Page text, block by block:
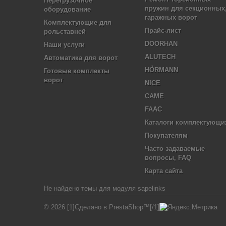
оборудование
Комплектующие для
рольставней
Наши услуги
Автоматика для ворот
Готовые комплекты
ворот
пружин для
гаражных ворот
Прайс-лист
DOORHAN
ALUTECH
HÖRMANN
NICE
CAME
FAAC
Каталоги
Покупателям
Часто задаваемые
вопросы, FAQ
Карта сайта
© 2026 [1]Сделано в PrestaShop™[/1]
Не найдено темы для модуля sapelinks